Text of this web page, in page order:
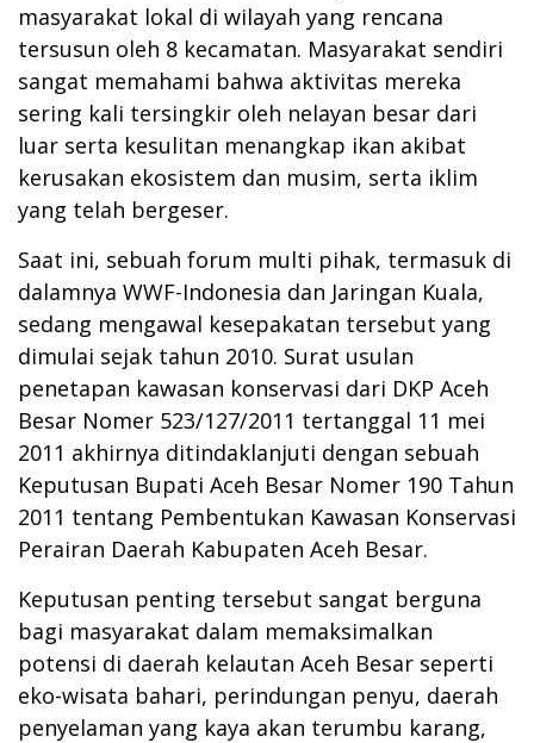
masyarakat lokal di wilayah yang rencana
tersusun oleh 8 kecamatan. Masyarakat sendiri
sangat memahami bahwa aktivitas mereka
sering kali tersingkir oleh nelayan besar dari
luar serta kesulitan menangkap ikan akibat
kerusakan ekosistem dan musim, serta iklim
yang telah bergeser.
Saat ini, sebuah forum multi pihak, termasuk di
dalamnya WWF-Indonesia dan Jaringan Kuala,
sedang mengawal kesepakatan tersebut yang
dimulai sejak tahun 2010. Surat usulan
penetapan kawasan konservasi dari DKP Aceh
Besar Nomer 523/127/2011 tertanggal 11 mei
2011 akhirnya ditindaklanjuti dengan sebuah
Keputusan Bupati Aceh Besar Nomer 190 Tahun
2011 tentang Pembentukan Kawasan Konservasi
Perairan Daerah Kabupaten Aceh Besar.
Keputusan penting tersebut sangat berguna
bagi masyarakat dalam memaksimalkan
potensi di daerah kelautan Aceh Besar seperti
eko-wisata bahari, perindungan penyu, daerah
penyelaman yang kaya akan terumbu karang,